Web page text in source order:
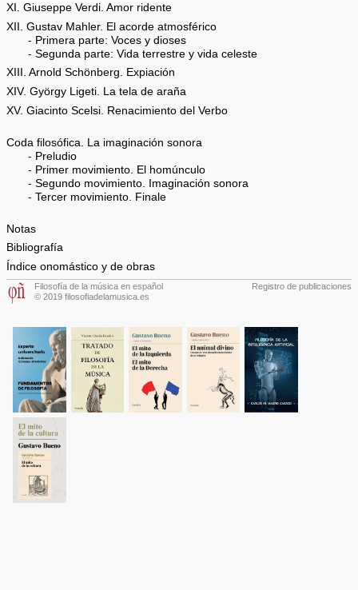
XI. Giuseppe Verdi. Amor ridente
XII. Gustav Mahler. El acorde atmosférico
- Primera parte: Voces y dioses
- Segunda parte: Vida terrestre y vida celeste
XIII. Arnold Schönberg. Expiación
XIV. György Ligeti. La tela de araña
XV. Giacinto Scelsi. Renacimiento del Verbo
Coda filosófica. La imaginación sonora
- Preludio
- Primer movimiento. El homúnculo
- Segundo movimiento. Imaginación sonora
- Tercer movimiento. Finale
Notas
Bibliografía
Índice onomástico y de obras
Filosofía de la música en español
© 2019 filosofiadelamusica.es
Registro de publicaciones